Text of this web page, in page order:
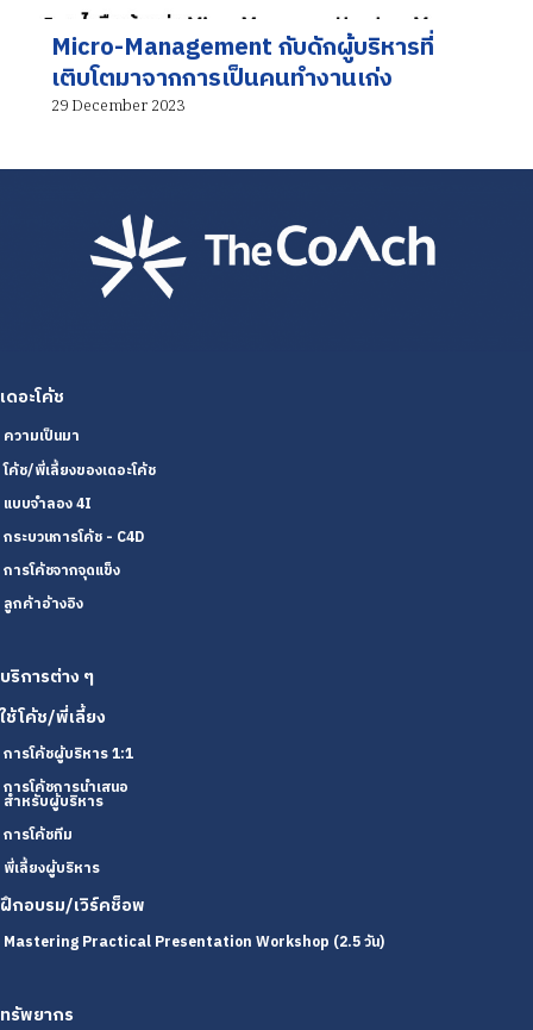
Micro-Management กับดักผู้บริหารที่
เติบโตมาจากการเป็นคนทำงานเก่ง
29 December 2023
เดอะโค้ช
ความเป็นมา
โค้ช/พี่เลี้ยงของเดอะโค้ช
แบบจำลอง 4I
กระบวนการโค้ช - C4D
การโค้ชจากจุดแข็ง
ลูกค้าอ้างอิง
บริการต่าง ๆ
ใช้โค้ช/พี่เลี้ยง
การโค้ชผู้บริหาร 1:1
การโค้ชการนำเสนอ
สำหรับผู้บริหาร
การโค้ชทีม
พี่เลี้ยงผู้บริหาร
ฝึกอบรม/เวิร์คช็อพ
Mastering Practical Presentation Workshop (2.5 วัน)
ทรัพยากร